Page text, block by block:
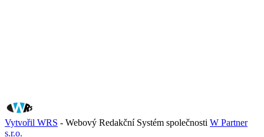
Vytvořil WRS - Webový Redakční Systém společnosti W Partner
s.r.o.